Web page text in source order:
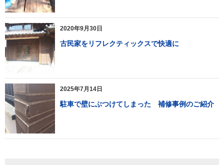
2020年9月30日
古民家をリフレクティックスで快適に
2025年7月14日
駐車で壁にぶつけてしまった 補修事例のご紹介